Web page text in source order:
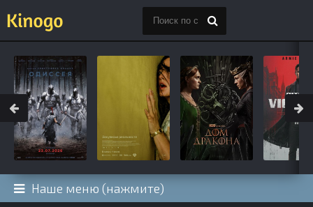
Наше меню (нажмите)